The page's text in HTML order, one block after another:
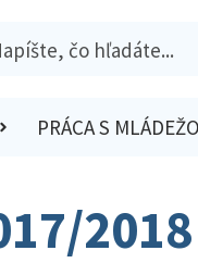
PRÁCA S
2018